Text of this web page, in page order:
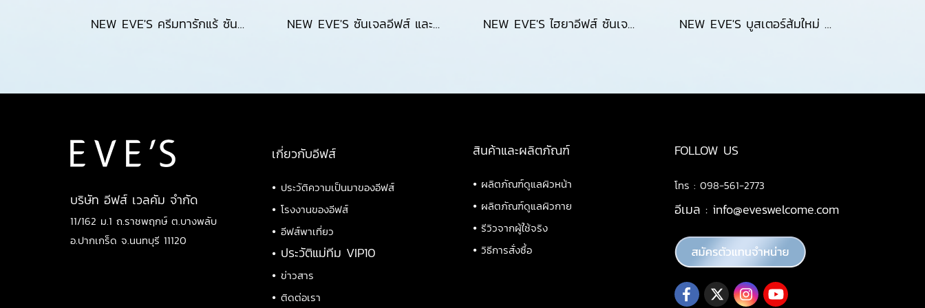
NEW EVE'S ครีมทารักแร้ ซันเจลอีฟส์ ของแท้ EVES ครีมทารักแร้สูตรใหม่ ซันเจลเนื้อเจล SPF 50+ PA++++ บางเบา เกลี่ยง่าย ไม่เหนียว เกลี่ยง่าย คุมมันไม่แนะนำคุณแม่ตั้งครรภ์ NEW EVE'S ซันเจลอีฟส์ และ กันแดดอีฟส์ ซันเจลกันแดดเนื้อเจล และ กันแดดเนื้อมูส บางเบา เกลี่ยง่าย ไม่เหนียว คุมมัน SPF 50+ PA++++ NEW EVE'S ไฮยาอีฟส์ ซันเจลอีฟส์ และ กันแดดอีฟส์ เซตบำรุงผิวหน้าพร้อมกันแดด NEW EVE'S บูสเตอร์ส้มใหม่ กันแดดอีฟส์ และ ไฮยาอีฟส์ บูสเตอร์ส้มบำรุงกายกระจ่างใส เนียนนุ่ม กันแดดเนื้อสมูส เกลี่ยง่ายไม่เยิ้ม ไฮยาอีฟส์ ผิวเนียนนุ่ม เด้งฟูอิ่มน้ำ
บริษัท อีฟส์ เวลคัม จำกัด
11/162 ม.1 ถ.ราชพฤกษ์ ต.บางพลับ
อ.ปากเกร็ด จ.นนทบุรี 11120
เกี่ยวกับอีฟส์
• ประวัติความเป็นมาของอีฟส์
• โรงงานของอีฟส์
• อีฟส์พาเที่ยว
• ประวัติแม่ทีม VIP10
• ข่าวสาร
• ติดต่อเรา
สินค้าและผลิตภัณฑ์
• ผลิตภัณฑ์ดูแลผิวหน้า
• ผลิตภัณฑ์ดูแลผิวกาย
• รีวิวจากผู้ใช้จริง
• วิธีการสั่งซื้อ
FOLLOW US
โทร : 098-561-2773
อีเมล : info@eveswelcome.com